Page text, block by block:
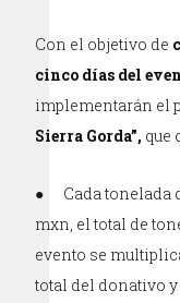
Con el objetivo de
cinco días del
implementarán el
Sierra Gorda”, que
● Cada tonelada
mxn, el total de
evento se
total del donativo